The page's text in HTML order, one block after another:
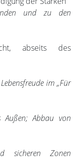
und zu den
abseits des
im „Für
Abbau von
sicheren Zonen